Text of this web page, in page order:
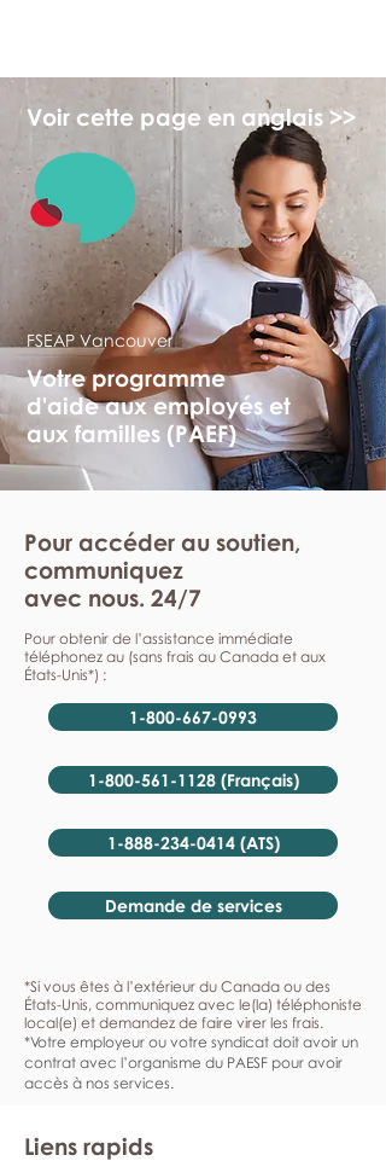
Voir cette page en anglais >>
FSEAP Vancouver
Votre programme
d'aide aux employés et
aux familles (PAEF)
Pour accéder au soutien,
communiquez
avec nous. 24/7
Pour obtenir de l’assistance immédiate
téléphonez au (sans frais au Canada et aux
États-Unis*) :
1-800-667-0993
1-800-561-1128 (Français)
1-888-234-0414 (ATS)
Demande de services
*Si vous êtes à l’extérieur du Canada ou des
États-Unis, communiquez avec le(la) téléphoniste
local(e) et demandez de faire virer les frais.
*Votre employeur ou votre syndicat doit avoir un
contrat avec l’organisme du PAESF pour avoir
accès à nos services.
Liens rapids